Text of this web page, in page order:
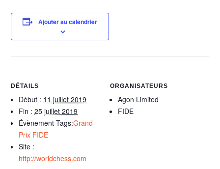
Ajouter au calendrier
DÉTAILS
Début : 11 juillet 2019
Fin : 25 juillet 2019
Évènement Tags:Grand
Prix FIDE
Site :
http://worldchess.com
ORGANISATEURS
Agon Limited
FIDE